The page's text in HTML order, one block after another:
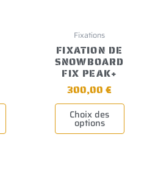
Fixations
FIXATION DE
SNOWBOARD
FIX PEAK+
300,00€
Choix des
options